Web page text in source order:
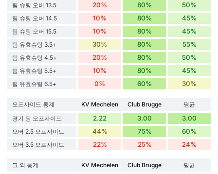
팀 슈팅 오버 13.5 20% 80% 50%
팀 슈팅 오버 14.5 10% 80% 45%
팀 슈팅 오버 15.5 10% 80% 45%
팀 유효슈팅 3.5+ 30% 80% 55%
팀 유효슈팅 4.5+ 20% 80% 50%
팀 유효슈팅 5.5+ 10% 80% 45%
팀 유효슈팅 6.5+ 0% 60% 30%
오프사이드 통계 KV Mechelen Club Brugge
평균
경기 당 오프사이드
2.22 3.00 3.00
오버 2.5 오프사이드 44% 75% 60%
오버 3.5 오프사이드 22% 25% 24%
그 외 통계 KV Mechelen Club Brugge
평균